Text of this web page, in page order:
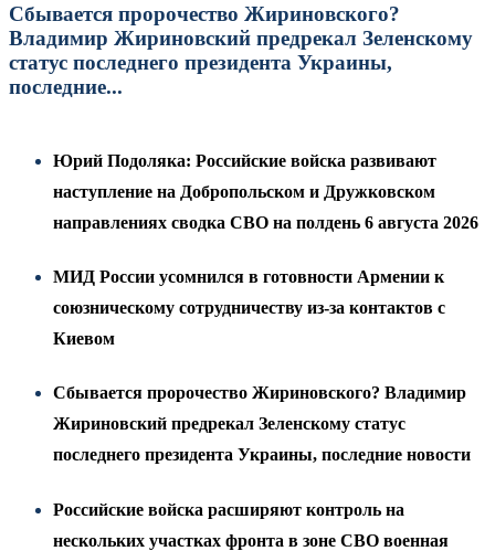
Сбывается пророчество Жириновского?
Владимир Жириновский предрекал Зеленскому
статус последнего президента Украины,
последние...
Юрий Подоляка: Российские войска развивают
наступление на Добропольском и Дружковском
направлениях сводка СВО на полдень 6 августа 2026
МИД России усомнился в готовности Армении к
союзническому сотрудничеству из-за контактов с
Киевом
Сбывается пророчество Жириновского? Владимир
Жириновский предрекал Зеленскому статус
последнего президента Украины, последние новости
Российские войска расширяют контроль на
нескольких участках фронта в зоне СВО военная